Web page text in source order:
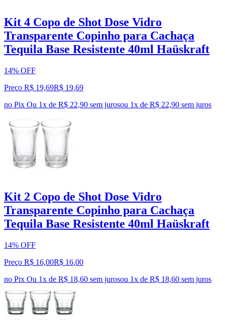
Kit 4 Copo de Shot Dose Vidro
Transparente Copinho para Cachaça
Tequila Base Resistente 40ml Haüskraft
14% OFF
Preço R$ 19,69R$ 19,69
no Pix Ou 1x de R$ 22,90 sem jurosou 1x de R$ 22,90 sem juros
Kit 2 Copo de Shot Dose Vidro
Transparente Copinho para Cachaça
Tequila Base Resistente 40ml Haüskraft
14% OFF
Preço R$ 16,00R$ 16,00
no Pix Ou 1x de R$ 18,60 sem jurosou 1x de R$ 18,60 sem juros